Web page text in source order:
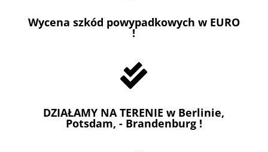
Wycena szkód powypadkowych w EURO
!

DZIAŁAMY NA TERENIE w Berlinie,
Potsdam, - Brandenburg !